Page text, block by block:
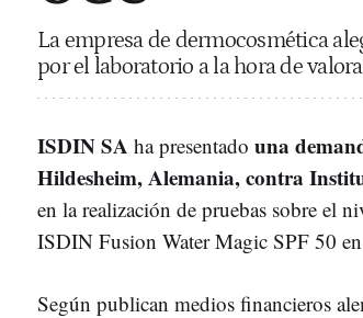
La empresa de dermocosmética
por el laboratorio a la hora de
ISDIN SA ha presentado una
Hildesheim, Alemania, contra
en la realización de pruebas sobre el
ISDIN Fusion Water Magic SPF 50
Según publican medios financieros